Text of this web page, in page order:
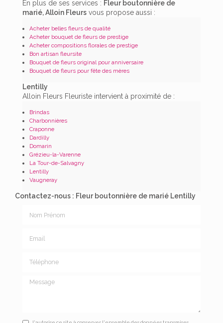
En plus de ses services : Fleur boutonnière de
marié, Alloin Fleurs vous propose aussi :
Acheter belles fleurs de qualité
Acheter bouquet de fleurs de prestige
Acheter compositions florales de prestige
Bon artisan fleursite
Bouquet de fleurs original pour anniversaire
Bouquet de fleurs pour fête des mères
Lentilly
Alloin Fleurs Fleuriste intervient à proximité de :
Brindas
Charbonnières
Craponne
Dardilly
Domarin
Grézieu-la-Varenne
La Tour-de-Salvagny
Lentilly
Vaugneray
Contactez-nous : Fleur boutonnière de marié Lentilly
Message